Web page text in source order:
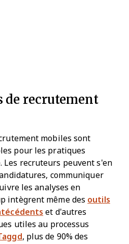
de recrutement
mobiles sont
pour les pratiques
Les recruteurs peuvent s'en
communiquer
les analyses en
intègrent même des outils
et d'autres
utiles au processus
, plus de 90% des